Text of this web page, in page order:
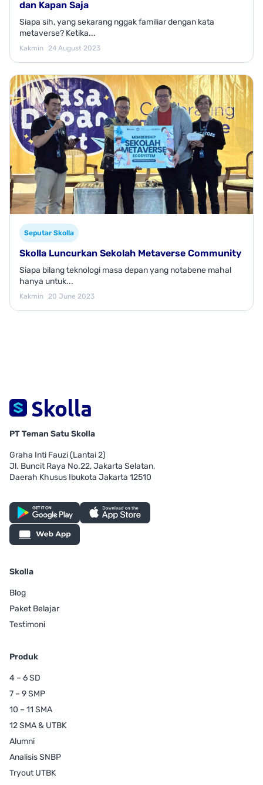
dan Kapan Saja
Siapa sih, yang sekarang nggak familiar dengan kata
metaverse? Ketika...
Kakmin 24 August 2023
Seputar Skolla
Skolla Luncurkan Sekolah Metaverse Community
Siapa bilang teknologi masa depan yang notabene mahal
hanya untuk...
Kakmin 20 June 2023
PT Teman Satu Skolla
Graha Inti Fauzi (Lantai 2)
Jl. Buncit Raya No.22, Jakarta Selatan,
Daerah Khusus Ibukota Jakarta 12510
Skolla
Blog
Paket Belajar
Testimoni
Produk
4 – 6 SD
7 – 9 SMP
10 – 11 SMA
12 SMA & UTBK
Alumni
Analisis SNBP
Tryout UTBK